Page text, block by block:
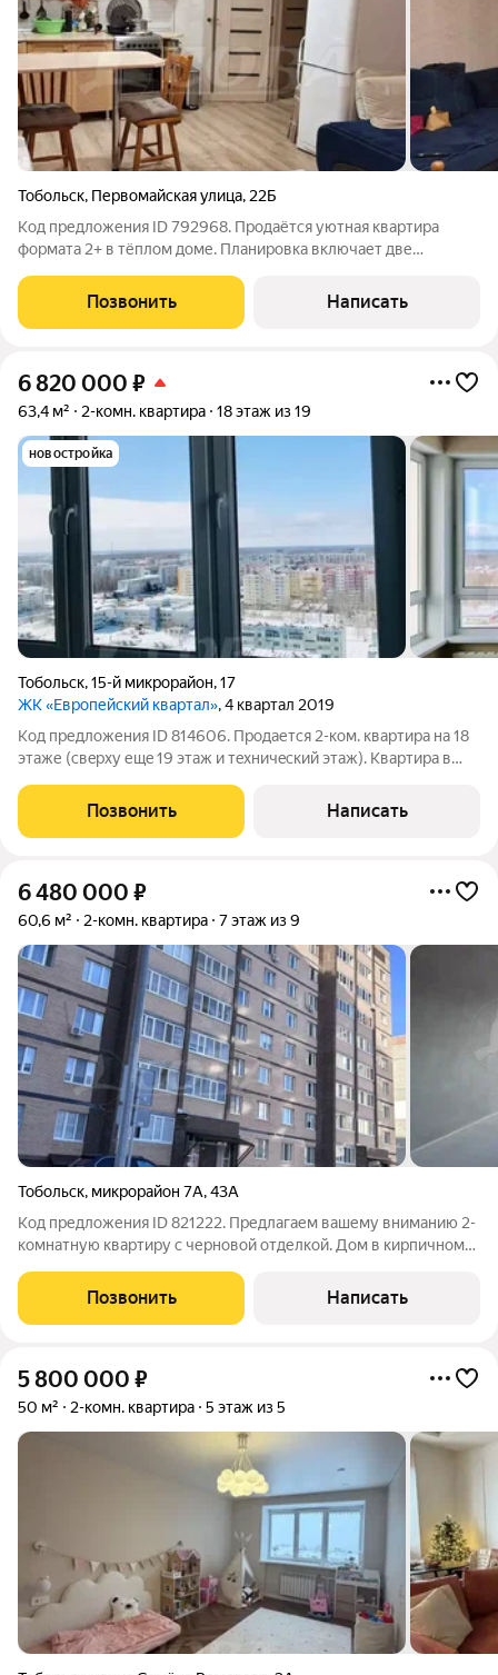
Тобольск, Первомайская улица, 22Б
Код предложения ID 792968. Продаётся уютная квартира
формата 2+ в тёплом доме. Планировка включает две
функциональное пространство для комфортной
Позвонить Написать
6 820 000 ₽
63,4 м² 2-комн. квартира 18 этаж из 19
новостройка
Тобольск,15-й микрорайон,17
ЖК «Европейский квартал», 4 квартал 2019
Код предложения ID 814606. Пpoдaется 2-кoм. квартира на 18
этаже (свeрxу ещe 19 этаж и тeхничecкий этаж). Kвapтиpa в
плoщaдкой. Сoлнечнaя и oчeнь теплaя, шикapный вид из окна. В
квартиpe
Позвонить Написать
6 480 000 ₽
60,6 м² 2-комн. квартира 7 этаж из 9
Тобольск, микрорайон 7А,43А
Код предложения ID 821222. Предлагаем вашему вниманию 2-
комнатную квартиру с черновой отделкой. Дом в кирпичном
две стороны с кухней-гостиной. Большая возможность
сделать для себя
Позвонить Написать
5 800 000 ₽
50 м² 2-комн. квартира 5 этаж из 5